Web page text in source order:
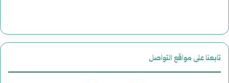
تابعنا على مواقع التواصل